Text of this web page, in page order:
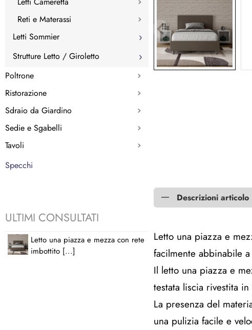
Reti e Materassi
Letti Sommier
Strutture Letto / Giroletto
Poltrone
Ristorazione
Sdraio da Giardino
Sedie e Sgabelli
Tavoli
Specchi
ULTIMI CONSULTATI
Letto una piazza e mezza con rete
imbottito [...]
Descrizioni articolo
Letto una piazza e
facilmente abbinabile
Il letto una piazza e
testata liscia rivestita
La presenza del
una pulizia facile e